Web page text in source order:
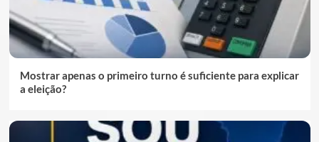
Mostrar apenas o primeiro turno é suficiente para explicar
a eleição?